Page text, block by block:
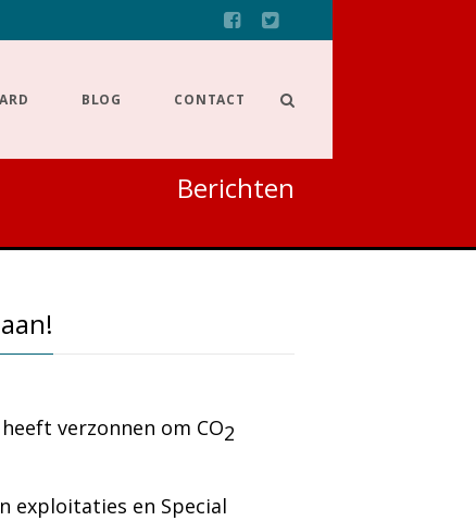
BLOG CONTACT
Berichten
verzonnen om CO2
exploitaties en Special